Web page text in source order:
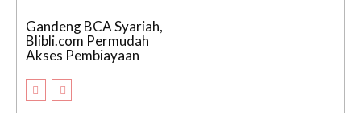
Gandeng BCA Syariah,
Blibli.com Permudah
Akses Pembiayaan